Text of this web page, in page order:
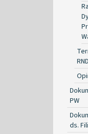
RND
PW
ds.